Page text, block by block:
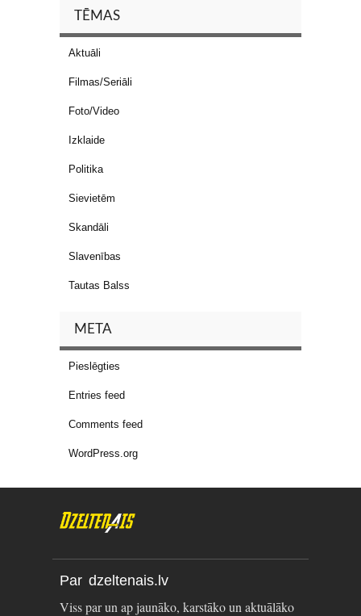
TĒMAS
Aktuāli
Filmas/Seriāli
Foto/Video
Izklaide
Politika
Sievietēm
Skandāli
Slavenības
Tautas Balss
META
Pieslēgties
Entries feed
Comments feed
WordPress.org
Par dzeltenais.lv
Viss par un ap jaunāko, karstāko un aktuālāko